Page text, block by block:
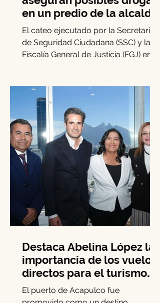
Capturan a dos hombres y
aseguran posibles drogas
en un predio de la alcaldía
Benito Juárez
El cateo ejecutado por la Secretaría
Benito Juárez permitió la...
Destaca Abelina López la
importancia de los vuelos
directos para el turismo